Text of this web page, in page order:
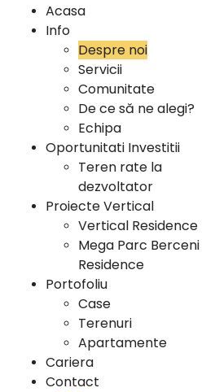
Acasa
Info
Despre noi
Servicii
Comunitate
De ce să ne alegi?
Echipa
Oportunitati Investitii
Teren rate la
dezvoltator
Proiecte Vertical
Vertical Residence
Mega Parc Berceni
Residence
Portofoliu
Case
Terenuri
Apartamente
Cariera
Contact